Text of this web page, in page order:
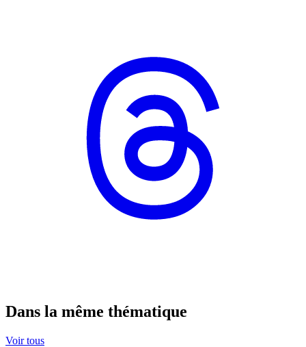
Dans la même thématique
Voir tous